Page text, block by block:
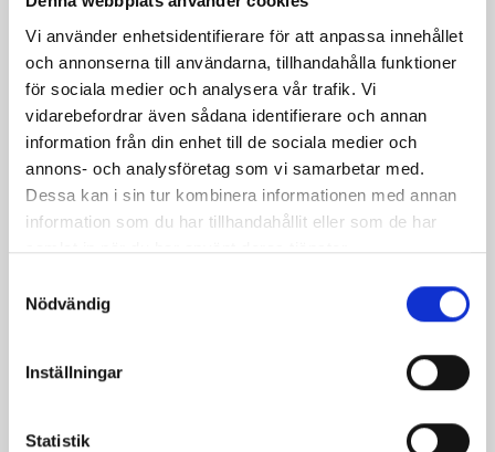
Vi använder enhetsidentifierare för att anpassa innehållet
och annonserna till användarna, tillhandahålla funktioner
för sociala medier och analysera vår trafik. Vi
vidarebefordrar även sådana identifierare och annan
information från din enhet till de sociala medier och
annons- och analysföretag som vi samarbetar med.
Dessa kan i sin tur kombinera informationen med annan
information som du har tillhandahållit eller som de har
samlat in när du har använt deras tjänster.
Nödvändig
Inställningar
Statistik